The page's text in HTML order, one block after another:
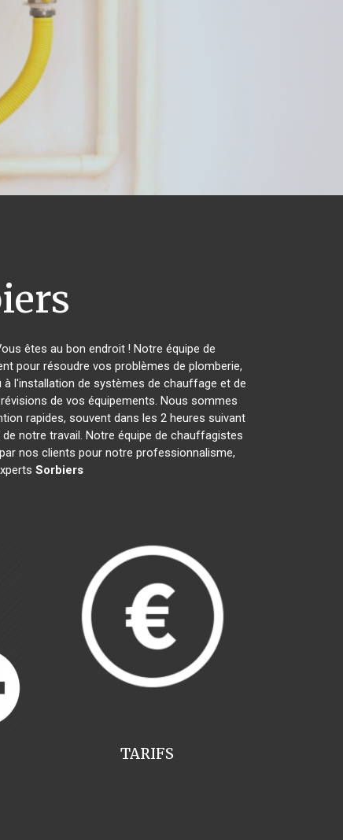
êtes au bon endroit ! Notre équipe de
pour résoudre vos problèmes de plomberie,
l'installation de systèmes de chauffage et de
de vos équipements. Nous sommes
rapides, souvent dans les 2 heures suivant
notre travail. Notre équipe de chauffagistes
nos clients pour notre professionnalisme,
Sorbiers
TARIFS